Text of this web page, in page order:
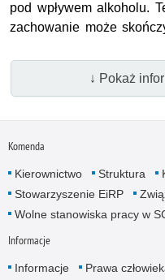
pod wpływem alkoholu.
zachowanie może
↓ Pokaż
Komenda
Kierownictwo Struktura
Stowarzyszenie EiRP
Wolne stanowiska pracy w
Informacje
Informacje Prawa